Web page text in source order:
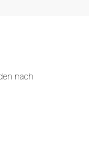
nach